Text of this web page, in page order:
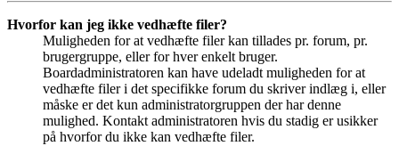
Hvorfor kan jeg ikke vedhæfte filer?
Muligheden for at vedhæfte filer kan tillades pr. forum, pr.
brugergruppe, eller for hver enkelt bruger.
Boardadministratoren kan have udeladt muligheden for at
vedhæfte filer i det specifikke forum du skriver indlæg i, eller
måske er det kun administratorgruppen der har denne
mulighed. Kontakt administratoren hvis du stadig er usikker
på hvorfor du ikke kan vedhæfte filer.